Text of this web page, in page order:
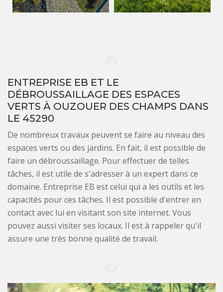
ENTREPRISE EB ET LE
DÉBROUSSAILLAGE DES ESPACES
VERTS À OUZOUER DES CHAMPS DANS
LE 45290
De nombreux travaux peuvent se faire au niveau des
espaces verts ou des jardins. En fait, il est possible de
faire un débroussaillage. Pour effectuer de telles
tâches, il est utile de s'adresser à un expert dans ce
domaine. Entreprise EB est celui qui a les outils et les
capacités pour ces tâches. Il est possible d'entrer en
contact avec lui en visitant son site internet. Vous
pouvez aussi visiter ses locaux. Il est à rappeler qu'il
assure une très bonne qualité de travail.